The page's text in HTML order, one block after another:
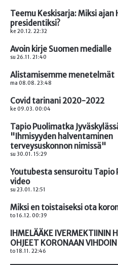
Teemu Keskisarja: Miksi ajan
presidentiksi?
ke 20.12. 22:32
Avoin kirje Suomen medialle
su 26.11. 21:40
Alistamisemme menetelmät
ma 08.08. 23:48
Covid tarinani 2020-2022
ke 09.03. 00:04
Tapio Puolimatka
"Ihmisyyden halventaminen
terveysuskonnon nimissä"
su 30.01. 15:29
Youtubesta sensuroitu Tapio
video
su 23.01. 12:51
Miksi en toistaiseksi ota
to 16.12. 00:39
IHMELÄÄKE IVERMEKTIININ
OHJEET KORONAAN
to 18.11. 22:46